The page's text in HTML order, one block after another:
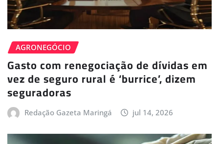
AGRONEGÓCIO
Gasto com renegociação de dívidas em
vez de seguro rural é ‘burrice’, dizem
seguradoras
Redação Gazeta Maringá jul 14, 2026